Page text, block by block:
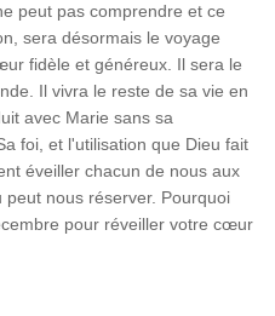
peut pas comprendre et ce
sera désormais le voyage
fidèle et généreux. Il sera le
Il vivra le reste de sa vie en
avec Marie sans sa
foi, et l'utilisation que Dieu fait
éveiller chacun de nous aux
peut nous réserver. Pourquoi
pour réveiller votre cœur